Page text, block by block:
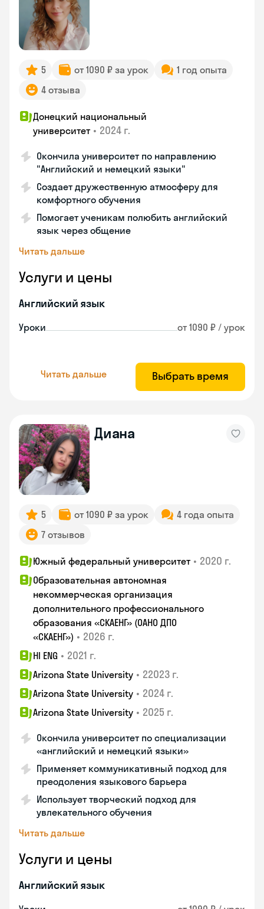
5 от 1090 ₽ за урок
1 год опыта
4 отзыва
Донецкий национальный
университет • 2024 г.
Окончила университет по направлению
"Английский и немецкий языки"
Создает дружественную атмосферу для
комфортного обучения
Помогает ученикам полюбить английский
язык через общение
Читать дальше
Услуги и цены
Английский язык
Уроки от 1090 ₽ / урок
Читать дальше Выбрать время
Диана
5 от 1090 ₽ за урок
4 года опыта
7 отзывов
Южный федеральный университет • 2020 г.
Образовательная автономная
некоммерческая организация
дополнительного профессионального
образования «СКАЕНГ» (ОАНО ДПО
«СКАЕНГ») • 2026 г.
HI ENG • 2021 г.
Arizona State University • 22023 г.
Arizona State University • 2024 г.
Arizona State University • 2025 г.
Окончила университет по специализации
«английский и немецкий языки»
Применяет коммуникативный подход для
преодоления языкового барьера
Использует творческий подход для
увлекательного обучения
Читать дальше
Услуги и цены
Английский язык